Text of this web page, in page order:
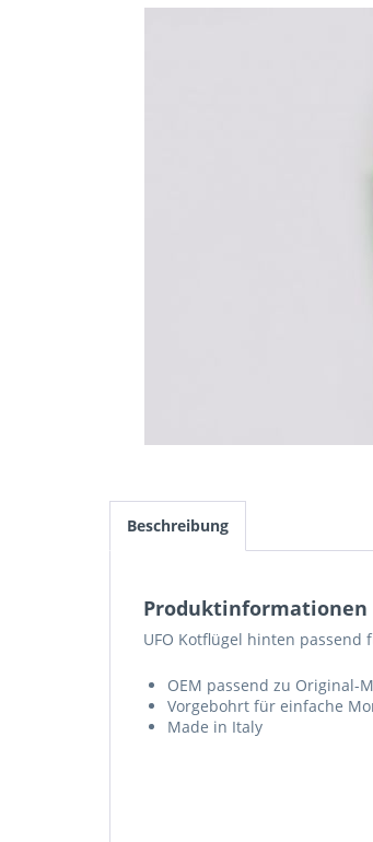
Beschreibung
Produktinformationen
UFO Kotflügel hinten passend
OEM passend zu Original-
Vorgebohrt für einfache
Made in Italy